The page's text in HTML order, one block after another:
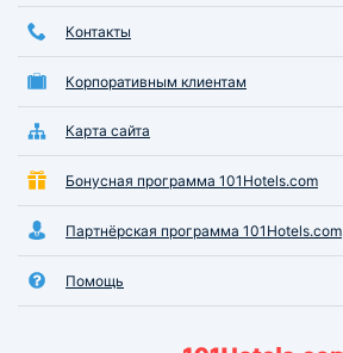
Контакты
Корпоративным клиентам
Карта сайта
Бонусная программа 101Hotels.com
Партнёрская программа 101Hotels.com
Помощь